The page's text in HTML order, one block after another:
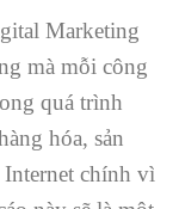
Marketing
mà mỗi công
quá trình
hóa, sản
chính vì